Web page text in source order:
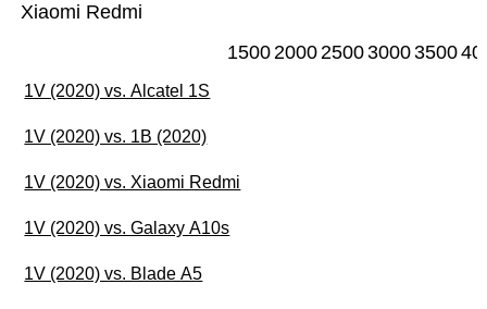
Xiaomi Redmi
15002000250030003500
1V (2020) vs. Alcatel 1S
1V (2020) vs. 1B (2020)
1V (2020) vs. Xiaomi Redmi
1V (2020) vs. Galaxy A10s
1V (2020) vs. Blade A5